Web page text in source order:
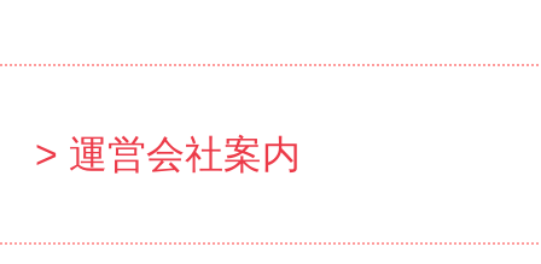
運営会社案内